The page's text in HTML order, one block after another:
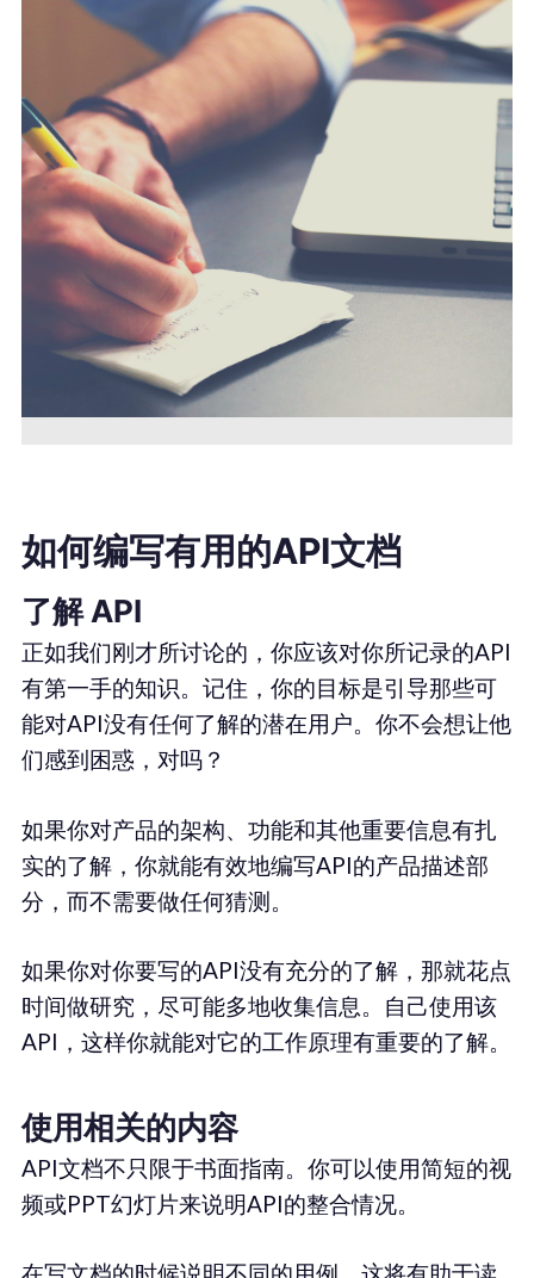
如何编写有用的API文档
了解 API
正如我们刚才所讨论的，你应该对你所记录的API
有第一手的知识。记住，你的目标是引导那些可
能对API没有任何了解的潜在用户。你不会想让他
们感到困惑，对吗？
如果你对产品的架构、功能和其他重要信息有扎
实的了解，你就能有效地编写API的产品描述部
分，而不需要做任何猜测。
如果你对你要写的API没有充分的了解，那就花点
时间做研究，尽可能多地收集信息。自己使用该
API，这样你就能对它的工作原理有重要的了解。
使用相关的内容
API文档不只限于书面指南。你可以使用简短的视
频或PPT幻灯片来说明API的整合情况。